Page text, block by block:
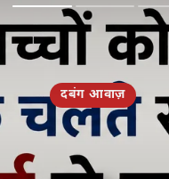
दबंग आवाज़